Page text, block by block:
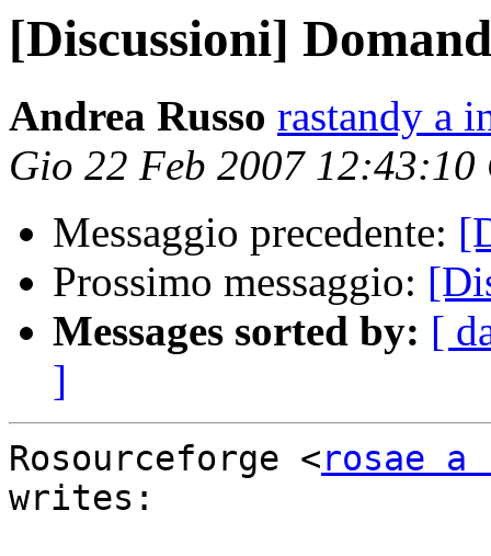
[Discussioni]
Andrea Russo rastandy a
Gio 22 Feb 2007 12:43:10
Messaggio precedente:
Prossimo messaggio:
Messages sorted by: [
]
Rosourceforge <rosae a
writes: